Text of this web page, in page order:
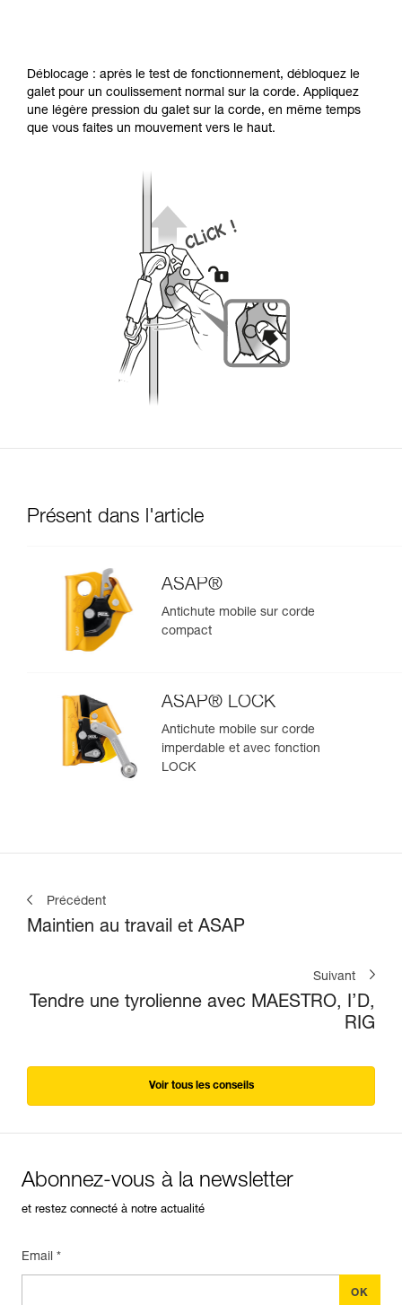
Déblocage : après le test de fonctionnement, débloquez le
galet pour un coulissement normal sur la corde. Appliquez
une légère pression du galet sur la corde, en même temps
que vous faites un mouvement vers le haut.
Présent dans l'article
ASAP®
Antichute mobile sur corde
compact
ASAP® LOCK
Antichute mobile sur corde
imperdable et avec fonction
LOCK
Précédent
Maintien au travail et ASAP
Suivant
Tendre une tyrolienne avec MAESTRO, I’D,
RIG
Voir tous les conseils
Abonnez-vous à la newsletter
et restez connecté à notre actualité
Email *